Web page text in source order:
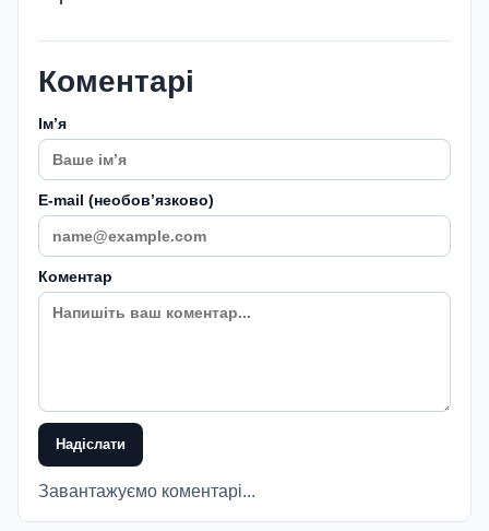
Коментарі
Імʼя
E-mail (необовʼязково)
Коментар
Надіслати
Завантажуємо коментарі...